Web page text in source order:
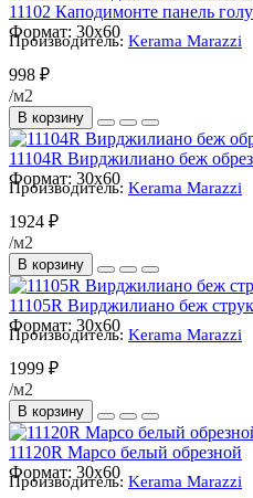
11102 Каподимонте панель
Формат: 30x60
Производитель: Kerama Marazzi
998 ₽
/м2
В корзину
11104R Вирджилиано беж
Формат: 30x60
Производитель: Kerama Marazzi
1924 ₽
/м2
В корзину
11105R Вирджилиано беж
Формат: 30x60
Производитель: Kerama Marazzi
1999 ₽
/м2
В корзину
11120R Марсо белый обрезной
Формат: 30x60
Производитель: Kerama Marazzi